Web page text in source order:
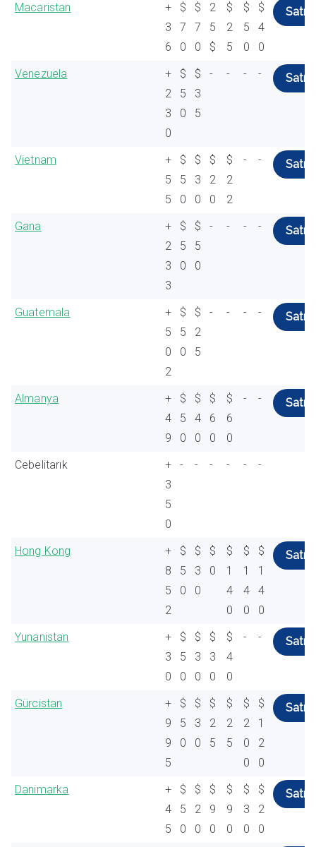
Macaristan
+
3
6
$
7
0
$
7
0
2
5
$
$
2
5
$
5
0
$
4
0
Satın
Venezuela
+
2
3
0
$
5
0
$
3
5
- - - - Satın
Vietnam
+
5
5
$
5
0
$
3
0
$
2
0
$
2
2
- - Satın
Gana
+
2
3
3
$
5
0
$
5
0
- - - - Satın
Guatemala
+
5
0
2
$
5
0
$
2
5
- - - - Satın
Almanya
+
4
9
$
5
0
$
4
0
$
6
0
$
6
0
- - Satın
Cebelitarık
+
3
5
0
- - - - - -
Hong Kong
+
8
5
2
$
5
0
$
3
0
$
0
$
1
4
0
$
1
4
0
$
1
4
0
Satın
Yunanistan
+
3
0
$
5
0
$
3
0
$
3
0
$
4
0
- - Satın
Gürcistan
+
9
9
5
$
5
0
$
3
0
$
2
5
$
2
5
$
2
0
0
$
1
2
0
Satın
Danimarka
+
4
5
$
5
0
$
2
0
$
9
0
$
9
0
$
3
0
$
2
0
Satın